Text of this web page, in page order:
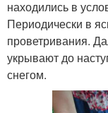
находились в
Периодически в
проветривания.
укрывают до
снегом.